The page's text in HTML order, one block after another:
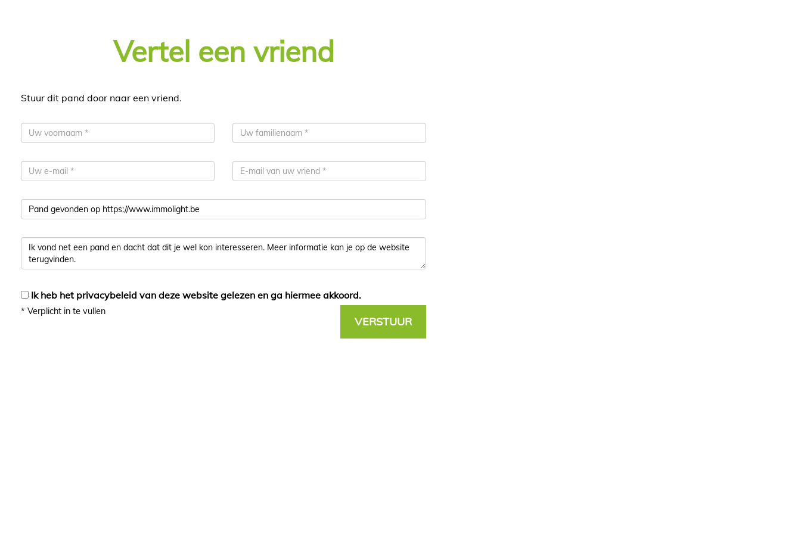
Vertel een vriend
Stuur dit pand door naar een vriend.
Ik heb het privacybeleid van deze website gelezen en ga hiermee akkoord.
* Verplicht in te vullen